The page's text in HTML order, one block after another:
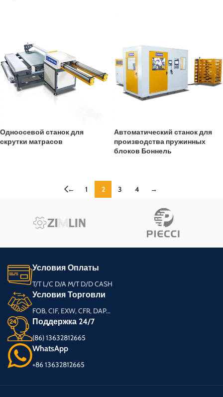
Одноосевой станок для
скрутки матрасов
Автоматический станок для
производства пружинных
блоков Боннель
← 1 2 3 4 →
Условия Оплаты
T/T L/C D/A M/T D/D CASH
Условия Торговли
FOB, CIF, EXW, CFR, DAP...
Поддержка 24/7
(86) 13632812665
WhatsApp
+86 13632812665